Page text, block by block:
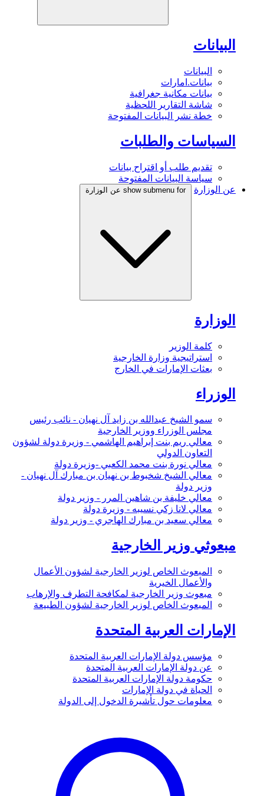
البيانات
البيانات
بيانات.امارات
بيانات مكانية جغرافية
شاشة التقارير اللحظية
خطة نشر البيانات المفتوحة
السياسات والطلبات
تقديم طلب أو اقتراح بيانات
سياسة البيانات المفتوحة
عن الوزارة
show submenu for عن الوزارة
الوزارة
كلمة الوزير
استراتيجية وزارة الخارجية
بعثات الإمارات في الخارج
الوزراء
سمو الشيخ عبدالله بن زايد آل نهيان - نائب رئيس
مجلس الوزراء ووزير الخارجية
معالي ريم بنت إبراهيم الهاشمي - وزيرة دولة لشؤون
التعاون الدولي
معالي نورة بنت محمد الكعبي -وزيرة دولة
معالي الشيخ شخبوط بن نهيان بن مبارك آل نهيان -
وزير دولة
معالي خليفة بن شاهين المرر - وزير دولة
معالي لانا زكي نسيبه - وزيرة دولة
معالي سعيد بن مبارك الهاجري - وزير دولة
مبعوثي وزير الخارجية
المبعوث الخاص لوزير الخارجية لشؤون الأعمال
والأعمال الخيرية
مبعوث وزير الخارجية لمكافحة التطرف والإرهاب
المبعوث الخاص لوزير الخارجية لشؤون الطبيعة
الإمارات العربية المتحدة
مؤسس دولة الإمارات العربية المتحدة
عن دولة الإمارات العربية المتحدة
حكومة دولة الإمارات العربية المتحدة
الحياة في دولة الإمارات
معلومات حول تأشيرة الدخول إلى الدولة